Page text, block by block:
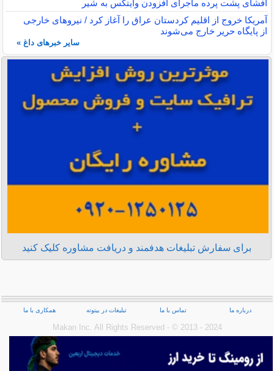
افشای پشت پرده ماجرای افزودن وایتکس به شیر
آمریکا خروج از اقلیم کردستان عراق را آغاز کرد / نیروهای خارجی
از پایگاه حریر خارج می‌شوند
سایر خبرهای داغ »
برای سفارش تبلیغات هدفمند و دریافت مشاوره کلیک کنید
درباره ما تماس با ما تبلیغات در بیتوته همکاری با ما
Makan Inc.‎ All Rights Reserved - © 2013 - 2024